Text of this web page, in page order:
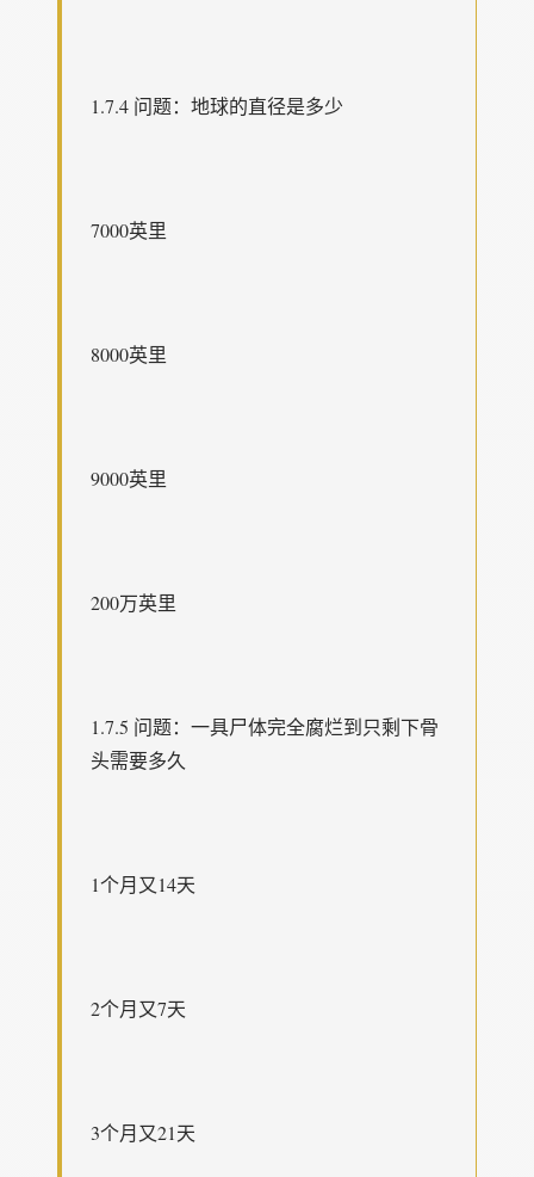
1.7.4 问题：地球的直径是多少
7000英里
8000英里
9000英里
200万英里
1.7.5 问题：一具尸体完全腐烂到只剩下骨
头需要多久
1个月又14天
2个月又7天
3个月又21天